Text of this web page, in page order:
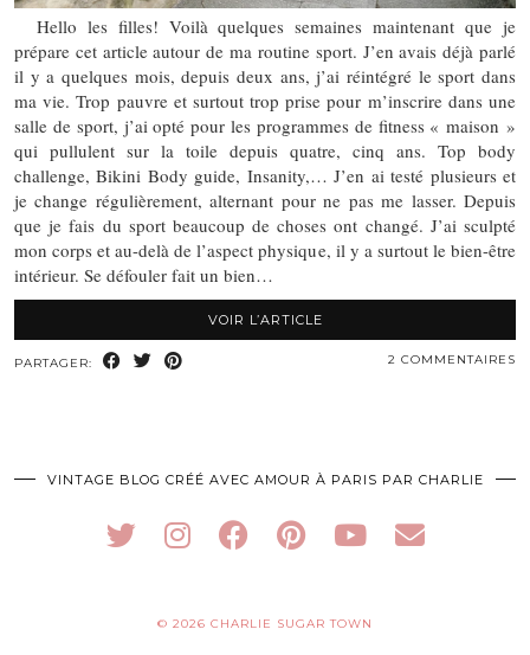
Hello les filles! Voilà quelques semaines maintenant que je
prépare cet article autour de ma routine sport. J’en avais déjà parlé
il y a quelques mois, depuis deux ans, j’ai réintégré le sport dans
ma vie. Trop pauvre et surtout trop prise pour m’inscrire dans une
salle de sport, j’ai opté pour les programmes de fitness « maison »
qui pullulent sur la toile depuis quatre, cinq ans. Top body
challenge, Bikini Body guide, Insanity,… J’en ai testé plusieurs et
je change régulièrement, alternant pour ne pas me lasser. Depuis
que je fais du sport beaucoup de choses ont changé. J’ai sculpté
mon corps et au-delà de l’aspect physique, il y a surtout le bien-être
intérieur. Se défouler fait un bien…
VOIR L’ARTICLE
PARTAGER: 2 COMMENTAIRES
VINTAGE BLOG CRÉÉ AVEC AMOUR À PARIS PAR CHARLIE
© 2026 CHARLIE SUGAR TOWN